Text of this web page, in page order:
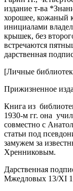
издание т-ва
хорошее, кожаный
инициалами
крышек, без
встречаются
дарственная
[Личные
Прижизненное
Книга из
1930-м гг. она
совместно с
статьи под
замужем за
Хренниковым.
Дарственная
Мжедловых 13/XI